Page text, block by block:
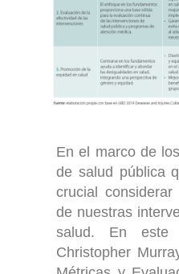
En el marco de
de salud pública
crucial considerar
de nuestras
salud. En este
Christopher